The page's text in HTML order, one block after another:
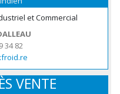
et Commercial
34 82
VENTE